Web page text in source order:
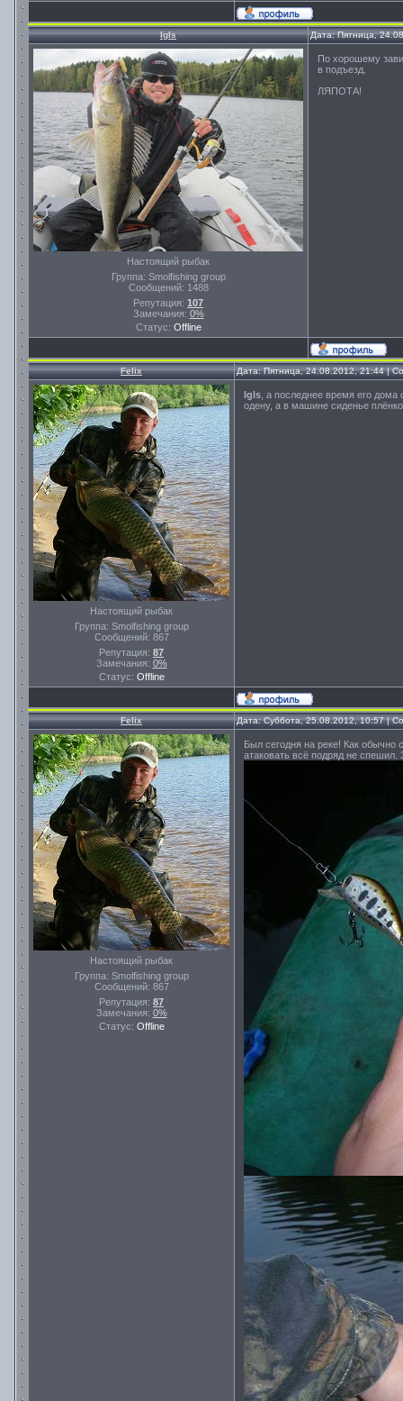
Igls Дата: Пятница,
Настоящий рыбак
Группа: Smolfishing group
Сообщений: 1488
Репутация: 107
Замечания: 0%
Статус: Offline
По хорошему
в подъезд.
ЛЯПОТА!
Felix Дата: Пятница, 24.08.2012, 21:44 |
Настоящий рыбак
Группа: Smolfishing group
Сообщений: 867
Репутация: 87
Замечания: 0%
Статус: Offline
Igls , а последнее время его
одену, а в машине сиденье
Felix Дата: Суббота, 25.08.2012, 10:57 |
Настоящий рыбак
Группа: Smolfishing group
Сообщений: 867
Репутация: 87
Замечания: 0%
Статус: Offline
Был сегодня на реке! Как
атаковать всё подряд не